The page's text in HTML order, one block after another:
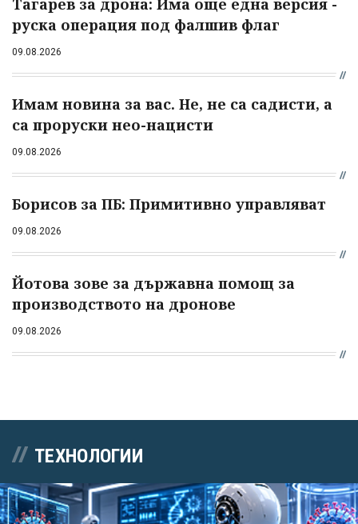
Тагарев за дрона: Има още една версия -
руска операция под фалшив флаг
09.08.2026
Имам новина за вас. Не, не са садисти, а
са проруски нео-нацисти
09.08.2026
Борисов за ПБ: Примитивно управляват
09.08.2026
Йотова зове за държавна помощ за
производството на дронове
09.08.2026
ТЕХНОЛОГИИ